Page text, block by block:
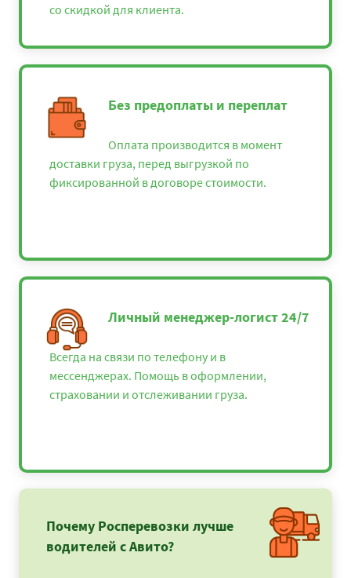
со скидкой для клиента.
Без предоплаты и переплат
Оплата производится в момент
доставки груза, перед выгрузкой по
фиксированной в договоре стоимости.
Личный менеджер-логист 24/7
Всегда на связи по телефону и в
мессенджерах. Помощь в оформлении,
страховании и отслеживании груза.
Почему Росперевозки лучше
водителей с Авито?